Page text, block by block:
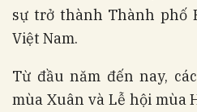
sự trở thành Thành phố
Việt Nam.
Từ đầu năm đến nay,
mùa Xuân và Lễ hội mùa